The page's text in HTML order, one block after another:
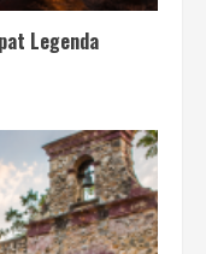
Legenda